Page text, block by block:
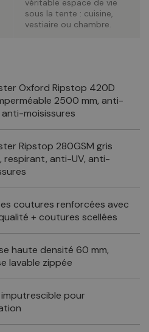
véritable espace de vie
sous la tente : cuisine,
vestiaire ou chambre.
Oxford Ripstop 420D
2500 mm, anti-
moisissures
Ripstop 280GSM gris
respirant, anti-UV, anti-
coutures renforcées avec
+ coutures scellées
haute densité 60 mm,
lavable zippée
imputrescible pour